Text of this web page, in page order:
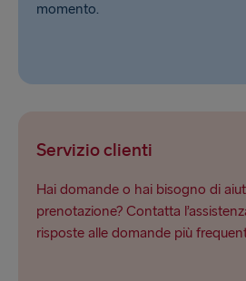
momento.
Servizio clienti
Hai domande o hai bisogno di
prenotazione? Contatta
risposte alle domande più